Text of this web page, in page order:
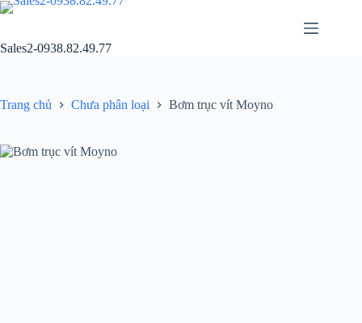
Chuyển
nội
Sales2-0938.82.49.77
Trang chủ Chưa phân loại Bơm trục vít Moyno